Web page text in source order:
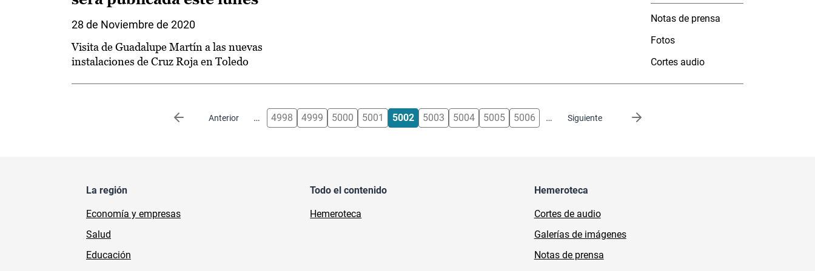
28 de Noviembre de 2020
Visita de Guadalupe Martín a las nuevas
instalaciones de Cruz Roja en Toledo
Notas de prensa
Fotos
Cortes audio
Anterior
Página anterior … 4998 4999 5000 5001 5002 5003 5004 5005 5006 … Siguiente
Siguiente página
La región
Economía y empresas
Salud
Educación
Todo el contenido
Hemeroteca
Hemeroteca
Cortes de audio
Galerías de imágenes
Notas de prensa